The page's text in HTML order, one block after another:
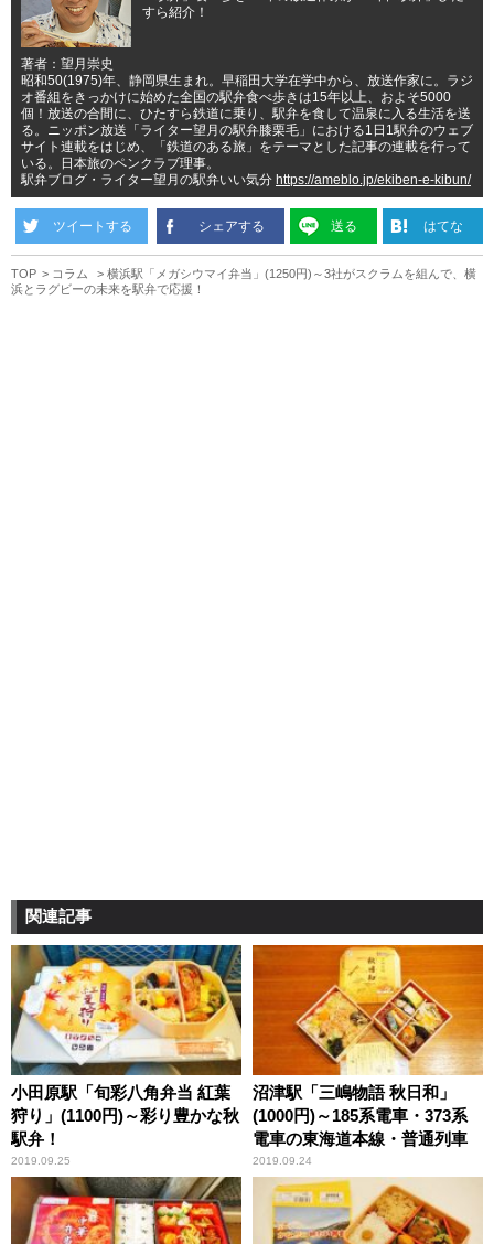
すら紹介！
著者：望月崇史
昭和50(1975)年、静岡県生まれ。早稲田大学在学中から、放送作家に。ラジ
オ番組をきっかけに始めた全国の駅弁食べ歩きは15年以上、およそ5000
個！放送の合間に、ひたすら鉄道に乗り、駅弁を食して温泉に入る生活を送
る。ニッポン放送「ライター望月の駅弁膝栗毛」における1日1駅弁のウェブ
サイト連載をはじめ、「鉄道のある旅」をテーマとした記事の連載を行って
いる。日本旅のペンクラブ理事。
駅弁ブログ・ライター望月の駅弁いい気分 https://ameblo.jp/ekiben-e-kibun/
ツイートする シェアする 送る はてな
TOP コラム
横浜駅「メガシウマイ弁当」(1250円)～3社がスクラムを組んで、横
浜とラグビーの未来を駅弁で応援！
関連記事
小田原駅「旬彩八角弁当 紅葉
狩り」(1100円)～彩り豊かな秋
駅弁！
2019.09.25
沼津駅「三嶋物語 秋日和」
(1000円)～185系電車・373系
電車の東海道本線・普通列車
2019.09.24